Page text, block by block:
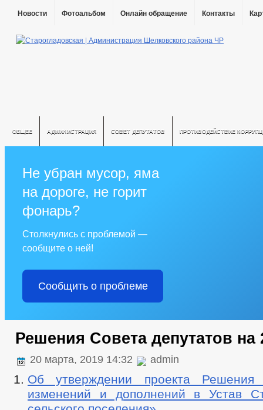
Новости Фотоальбом Онлайн обращение Контакты
ОБЩЕЕ АДМИНИСТРАЦИЯ СОВЕТ ДЕПУТАТОВ ПРОТИВОДЕЙСТВИЕ
Не убран мусор, яма
на дороге, не горит
фонарь?
Столкнулись с проблемой —
сообщите о ней!
Сообщить о проблеме
Решения Совета депутатов на
20 марта, 2019 14:32 admin
Об утверждении проекта
изменений и дополнений в Устав